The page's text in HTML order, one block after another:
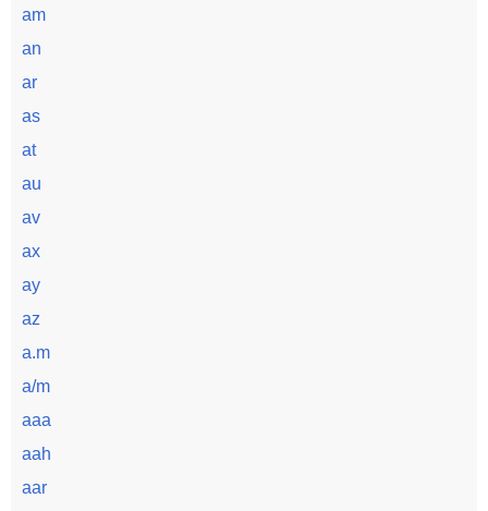
am
an
ar
as
at
au
av
ax
ay
az
a.m
a/m
aaa
aah
aar